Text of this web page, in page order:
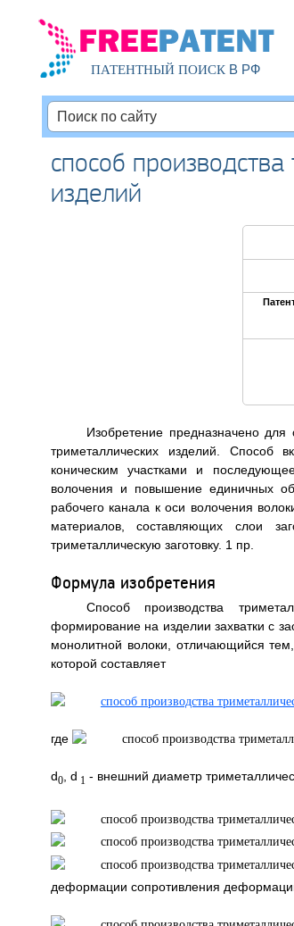
ПАТЕНТНЫЙ ПОИСКВ РФ
способ
изделий
Изобретение предназначено
триметаллических изделий. Способ
коническим участками и
волочения и повышение единичных
рабочего канала к оси волочения
материалов, составляющих слои
триметаллическую заготовку. 1 пр.
Формула изобретения
Способ производства
формирование на изделии захватки с
монолитной волоки, отличающийся
которой составляет
где
d0, d 1 - внешний диаметр
деформации сопротивления